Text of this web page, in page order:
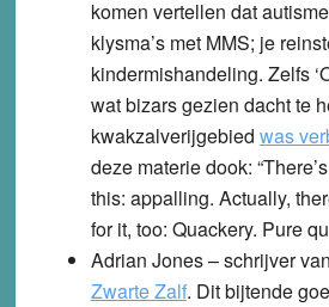
komen vertellen dat
klysma’s met MMS; je
kindermishandeling. Zelfs
wat bizars gezien dacht te
kwakzalverijgebied was
deze materie dook:
this: appalling. Actually,
for it, too: Quackery. Pure
Adrian Jones– schrijver
Zwarte Zalf. Dit bijtende